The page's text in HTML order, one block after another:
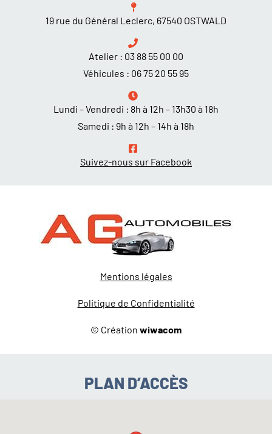
19 rue du Général Leclerc, 67540 OSTWALD
Atelier : 03 88 55 00 00
Véhicules : 06 75 20 55 95
Lundi – Vendredi : 8h à 12h – 13h30 à 18h
Samedi : 9h à 12h – 14h à 18h
Suivez-nous sur Facebook
Mentions légales
Politique de Confidentialité
© Création wiwacom
PLAN D’ACCÈS